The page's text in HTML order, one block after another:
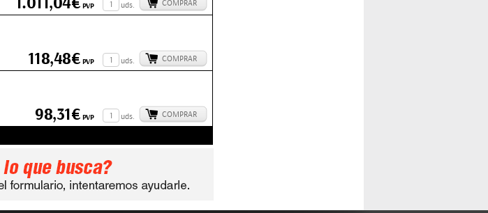
uds. COMPRAR
PVP
uds. COMPRAR
118,48€PVP
uds. COMPRAR
98,31€PVP